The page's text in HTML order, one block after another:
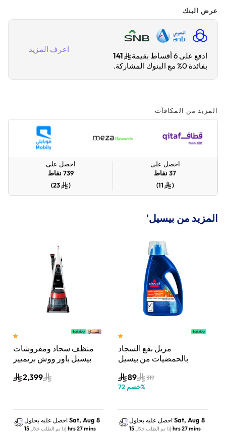
عرض البنك
ادفع على 6 أقساط بقيمة
141
بفائدة 0% مع البنوك المشاركة.
اعرف المزيد
المزيد من المكافآت
احصل على
37 نقاط
(
11
)
احصل على
739 نقاط
(
23
)
المزيد من بيسيل'
منظف سجاد ومفروشات
بيسيل باور ووش بريميير
| أبيض/أحمر
2,399
احصل عليه بحلول Sat, Aug 8
إذا تم الطلب خلال 15 hrs 27 mins
مزيل بقع السجاد
بالحمضيات من بيسيل
89 319
خصم 72 %
احصل عليه بحلول Sat, Aug 8
إذا تم الطلب خلال 15 hrs 27 mins